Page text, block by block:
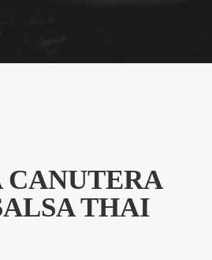
CANUTERA
THAI